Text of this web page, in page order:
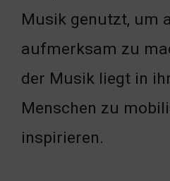
Musik genutzt, um
aufmerksam zu
der Musik liegt in
Menschen zu
inspirieren.